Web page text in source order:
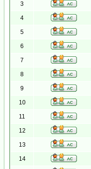
3
4
5
6
7
8
9
10
11
12
13
14